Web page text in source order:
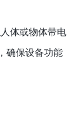
体或物体带电
确保设备功能